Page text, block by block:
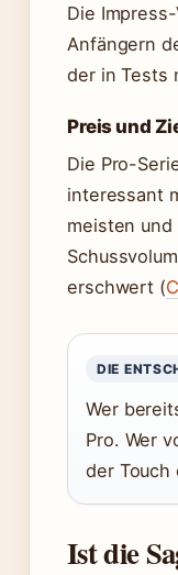
Die
Anfängern
der in Tests
Preis und
Die Pro-
interessant
meisten
erschwert (
DIE
Wer
Pro. Wer
der Touch
Ist die